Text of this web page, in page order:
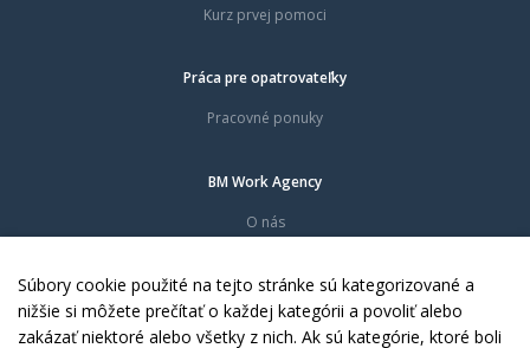
Kurz prvej pomoci
Práca pre opatrovateľky
Pracovné ponuky
BM Work Agency
O nás
Dokumenty
Kontakty
Súbory cookie použité na tejto stránke sú kategorizované a
nižšie si môžete prečítať o každej kategórii a povoliť alebo
zakázať niektoré alebo všetky z nich. Ak sú kategórie, ktoré boli